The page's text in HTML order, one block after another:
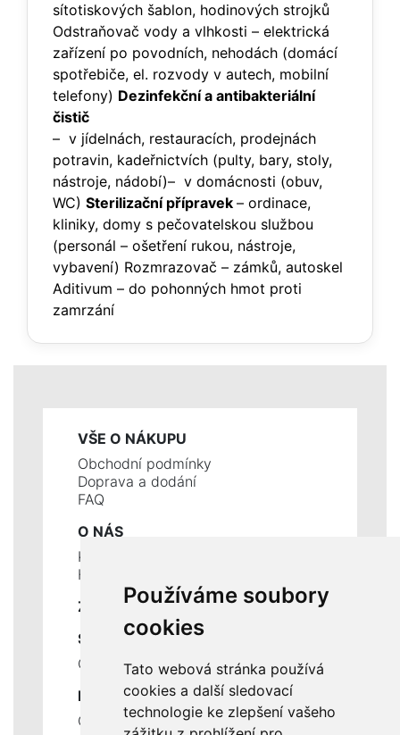
Používáme soubory
cookies
Tato webová stránka používá
cookies a další sledovací
technologie ke zlepšení vašeho
sítotiskových šablon, hodinových strojků
Odstraňovač vody a vlhkosti – elektrická
zařízení po povodních, nehodách (domácí
spotřebiče, el. rozvody v autech, mobilní
telefony) Dezinfekční a antibakteriální
čistič
– v jídelnách, restauracích, prodejnách
potravin, kadeřnictvích (pulty, bary, stoly,
nástroje, nádobí)– v domácnosti (obuv,
WC) Sterilizační přípravek – ordinace,
kliniky, domy s pečovatelskou službou
(personál – ošetření rukou, nástroje,
vybavení) Rozmrazovač – zámků, autoskel
Aditivum – do pohonných hmot proti
zamrzání
VŠE O NÁKUPU
Obchodní podmínky
Doprava a dodání
FAQ
O NÁS
Kontakty
Historie a současnost
ZÁKLADNÍ ÚDAJE
SLUŽBY
Ceník servisních prací
DŮLEŽITÉ INFORMACE
Ochrana osobních údajů